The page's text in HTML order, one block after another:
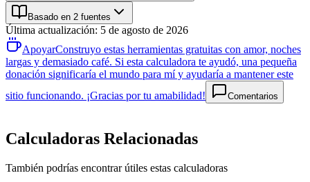
Basado en 2 fuentes
Última actualización: 5 de agosto de 2026
ApoyarConstruyo estas herramientas gratuitas con amor, noches
largas y demasiado café. Si esta calculadora te ayudó, una pequeña
donación significaría el mundo para mí y ayudaría a mantener este
sitio funcionando. ¡Gracias por tu amabilidad!
Comentarios
Calculadoras Relacionadas
También podrías encontrar útiles estas calculadoras